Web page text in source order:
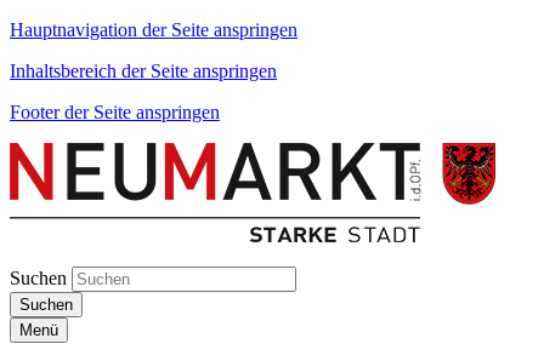
Hauptnavigation der Seite anspringen
Inhaltsbereich der Seite anspringen
Footer der Seite anspringen
Suchen
Suchen
Menü